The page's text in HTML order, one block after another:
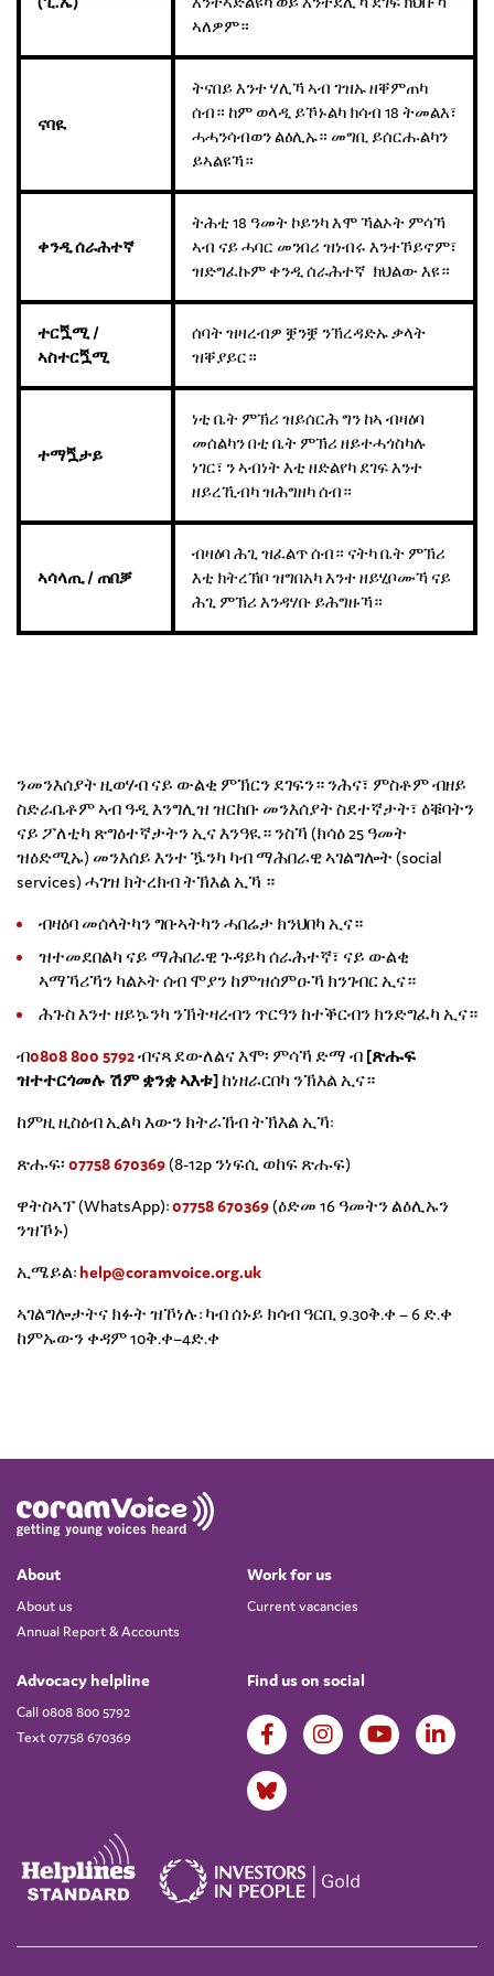
ኣለዎም።
ናባዪ
ትናበይ እንተ ሃሊኻ ኣብ ገዝኡ ዘቐምጠካ
ሰብ። ከም ወላዲ ይኾኑልካ ክሳብ 18 ትመልእ፣
ሓሓንሳብወን ልዕሊኡ። መግቢ ይሰርሑልካን
ይኣልዩኻ።
ቀንዲሰራሕተኛ
ትሕቲ 18 ዓመት ኮይንካ እሞ ኻልኦት ምሳኻ
ኣብ ናይ ሓባር መንበሪ ዝነብሩ እንተኾይኖም፣
ዝድግፈኩም ቀንዲ ሰራሕተኛ ክህልው እዩ።
ተርጟሚ /
ኣስተርጟሚ
ሰባት ዝዛረብዎ ቛንቛ ንኽረዳድኡ ቃላት
ዝቐያይር።
ተማጟታይ
ነቲ ቤት ምኽሪ ዝይሰርሕ ግን ከኣ ብዛዕባ
መሰልካን በቲ ቤት ምኽሪ ዘይተሓጎስካሉ
ነገር፣ ን ኣብነት እቲ ዘድልየካ ደገፍ እንተ
ዘይረኺብካ ዝሕግዘካ ሰብ።
ኣሳላጢ/ ጠበቓ
ብዛዕባ ሕጊ ዝፈልጥ ሰብ። ናትካ ቤት ምኽሪ
እቲ ክትረኽቦ ዝግበአካ እንተ ዘይሂቦሙኻ ናይ
ሕጊ ምኽሪ እንዳሃቡ ይሕግዙኻ።
ንመንእሰያት ዚወሃብ ናይ ውልቂ ምኽርን ደገፍን። ንሕና፣ ምስቶም ብዘይ
ስድራቤቶም ኣብ ዓዲ እንግሊዝ ዝርከቡ መንእሰያት ስደተኛታት፣ ዕቑባትን
ናይ ፖለቲካ ጽግዕተኛታትን ኢና እንዓዪ። ንስኻ (ክሳዕ 25 ዓመት
ዝዕድሚኡ) መንእሰይ እንተ ዄንካ ካብ ማሕበራዊ ኣገልግሎት (social
services) ሓገዝ ክትረክብ ትኽእል ኢኻ ።
ብዛዕባ መሰላትካን ግቡኣትካን ሓበሬታ ክንህበካ ኢና።
ዝተመደበልካ ናይ ማሕበራዊ ጉዳይካ ሰራሕተኛ፣ ናይ ውልቂ
ኣማኻሪኻን ካልኦት ሰብ ሞያን ከምዝሰምዑኻ ክንገብር ኢና።
ሕጉስ እንተ ዘይኴንካ ንኽትዛረብን ጥርዓን ከተቕርብን ክንድግፈካ ኢና።
ብ0808 800 5792ብናጻ ደውለልና እሞ፡ ምሳኻ ድማ ብ [ጽሑፍ
ዝተተርጎመሉ ሽም ቋንቋ ኣእቱ] ከነዘራርበካ ንኽእል ኢና።
ከምዚ ዚስዕብ ኢልካ እውን ክትራኸብ ትኽእል ኢኻ:
ጽሑፍ፡ 07758 670369(8-12p ንነፍሲ ወከፍ ጽሑፍ)
ዋትስኣፕ (WhatsApp):07758 670369(ዕድመ 16 ዓመትን ልዕሊኡን
ንዝኾኑ)
ኢሜይል: help@coramvoice.org.uk
ኣገልግሎታትና ክፉት ዝኾነሉ: ካብ ሰኑይ ክሳብ ዓርቢ 9.30ቅ.ቀ – 6 ድ.ቀ
ከምኡውን ቀዳም 10ቅ.ቀ–4ድ.ቀ
About
About us
Annual Report & Accounts
Work for us
Current vacancies
Advocacy helpline
Call 0808 800 5792
Text 07758 670369
Find us on social